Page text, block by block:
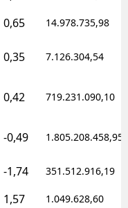
0,65 14.978.735,98
0,35 7.126.304,54
0,42 719.231.090,10
-0,49 1.805.208.458,95
-1,74 351.512.916,19
1,57 1.049.628,60